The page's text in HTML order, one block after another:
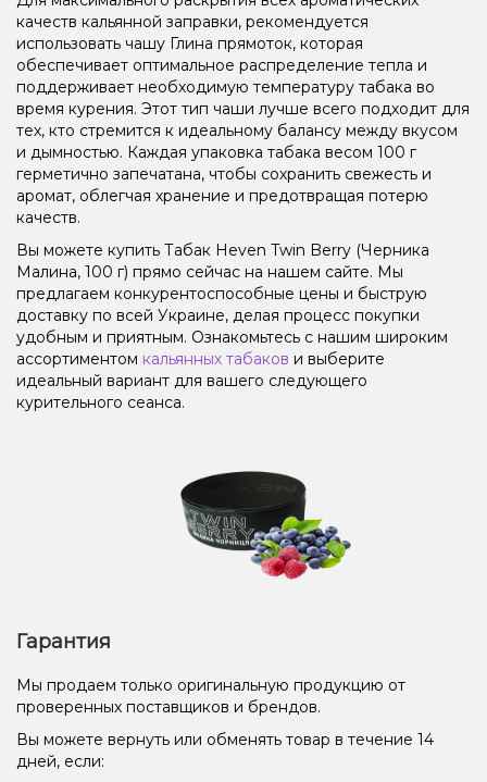
качеств кальянной заправки, рекомендуется
использовать чашу Глина прямоток, которая
обеспечивает оптимальное распределение тепла и
поддерживает необходимую температуру табака во
время курения. Этот тип чаши лучше всего подходит для
тех, кто стремится к идеальному балансу между вкусом
и дымностью. Каждая упаковка табака весом 100 г
герметично запечатана, чтобы сохранить свежесть и
аромат, облегчая хранение и предотвращая потерю
качеств.
Вы можете купить Табак Heven Twin Berry (Черника
Малина, 100 г) прямо сейчас на нашем сайте. Мы
предлагаем конкурентоспособные цены и быструю
доставку по всей Украине, делая процесс покупки
удобным и приятным. Ознакомьтесь с нашим широким
ассортиментом кальянных табаков и выберите
идеальный вариант для вашего следующего
курительного сеанса.
Гарантия
Мы продаем только оригинальную продукцию от
проверенных поставщиков и брендов.
Вы можете вернуть или обменять товар в течение 14
дней, если: